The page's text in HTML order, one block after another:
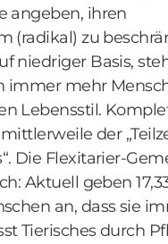
angeben, ihren
(radikal) zu
niedriger Basis,
immer mehr
Lebensstil.
der
Die Flexitarier-
Aktuell geben
an, dass sie
Tierisches durch